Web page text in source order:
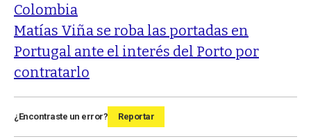
Colombia
Matías Viña se roba las portadas en
Portugal ante el interés del Porto por
contratarlo
¿Encontraste un error? Reportar